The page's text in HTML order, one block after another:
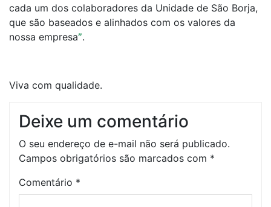
cada um dos colaboradores da Unidade de São Borja,
que são baseados e alinhados com os valores da
nossa empresa”.
Viva com qualidade.
Deixe um comentário
O seu endereço de e-mail não será publicado.
Campos obrigatórios são marcados com *
Comentário *